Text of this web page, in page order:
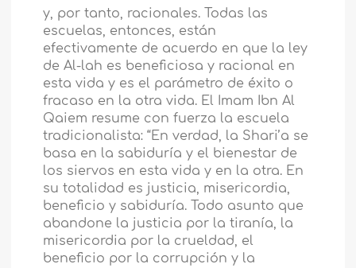
y, por tanto, racionales. Todas las
escuelas, entonces, están
efectivamente de acuerdo en que la ley
de Al-lah es beneficiosa y racional en
esta vida y es el parámetro de éxito o
fracaso en la otra vida. El Imam Ibn Al
Qaiem resume con fuerza la escuela
tradicionalista: “En verdad, la Shari’a se
basa en la sabiduría y el bienestar de
los siervos en esta vida y en la otra. En
su totalidad es justicia, misericordia,
beneficio y sabiduría. Todo asunto que
abandone la justicia por la tiranía, la
misericordia por la crueldad, el
beneficio por la corrupción y la